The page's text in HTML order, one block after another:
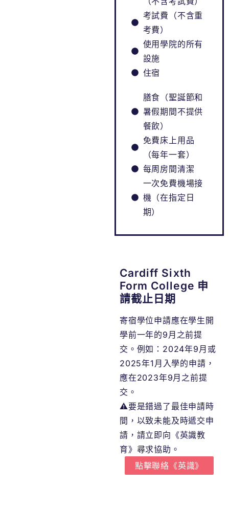
考試費（不含重
考費）
使用學院的所有
設施
住宿
膳食（聖誕節和
暑假期間不提供
餐飲）
免費床上用品
（每年一套）
每周房間清潔
一次免費機場接
機（在指定日
期）
Cardiff Sixth
Form College 申
請截止日期
寄宿學位申請應在學生開
學前一年的9月之前提
交。例如：2024年9月或
2025年1月入學的申請，
應在2023年9月之前提
交。
⚠️要是錯過了最佳申請時
間，以致未能及時遞交申
請，請立即向《英識教
育》尋求協助。
點擊聯絡《英識》